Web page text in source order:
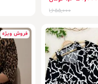
1,655,000
فروش ویژه